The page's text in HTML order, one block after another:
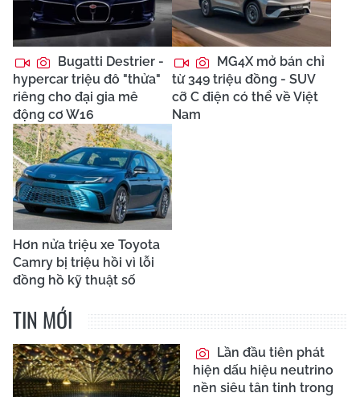
Bugatti Destrier -
hypercar triệu đô "thửa"
riêng cho đại gia mê
động cơ W16
MG4X mở bán chỉ
từ 349 triệu đồng - SUV
cỡ C điện có thể về Việt
Nam
Hơn nửa triệu xe Toyota
Camry bị triệu hồi vì lỗi
đồng hồ kỹ thuật số
TIN MỚI
Lần đầu tiên phát
hiện dấu hiệu neutrino
nền siêu tân tinh trong